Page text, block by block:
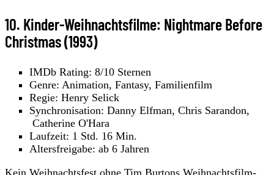
10. Kinder-Weihnachtsfilme: Nightmare Before
Christmas (1993)
IMDb Rating: 8/10 Sternen
Genre: Animation, Fantasy, Familienfilm
Regie: Henry Selick
Synchronisation: Danny Elfman, Chris Sarandon,
Catherine O'Hara
Laufzeit: 1 Std. 16 Min.
Altersfreigabe: ab 6 Jahren
Kein Weihnachtsfest ohne Tim Burtons Weihnachtsfilm-